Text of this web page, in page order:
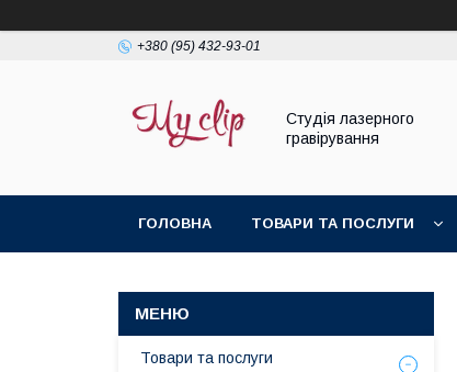
+380 (95) 432-93-01
Студія лазерного
гравірування
ГОЛОВНА ТОВАРИ ТА ПОСЛУГИ
Товари та послуги